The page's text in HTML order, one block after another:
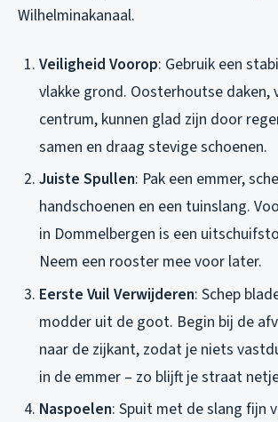
Wilhelminakanaal.
Veiligheid Voorop: Gebruik een
vlakke grond. Oosterhoutse daken,
centrum, kunnen glad zijn door
samen en draag stevige schoenen.
Juiste Spullen: Pak een emmer,
handschoenen en een tuinslang.
in Dommelbergen is een
Neem een rooster mee voor later.
Eerste Vuil Verwijderen: Schep
modder uit de goot. Begin bij de
naar de zijkant, zodat je niets
in de emmer – zo blijft je straat
Naspoelen: Spuit met de slang fijn